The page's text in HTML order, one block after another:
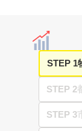
STEP 1
STEP 2
STEP 3